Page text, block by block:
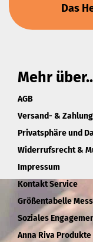
Das
Mehr
AGB
Versand- &
Privatsphäre und
Widerrufsrecht &
Impressum
Kontakt Service
Größentabelle
Soziales
Anna Riva Produkte